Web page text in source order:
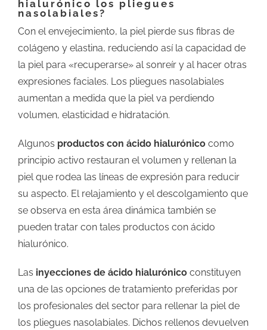
hialurónico los pliegues
nasolabiales?
Con el envejecimiento, la piel pierde sus fibras de
colágeno y elastina, reduciendo así la capacidad de
la piel para «recuperarse» al sonreír y al hacer otras
expresiones faciales. Los pliegues nasolabiales
aumentan a medida que la piel va perdiendo
volumen, elasticidad e hidratación.
Algunos productos con ácido hialurónico como
principio activo restauran el volumen y rellenan la
piel que rodea las líneas de expresión para reducir
su aspecto. El relajamiento y el descolgamiento que
se observa en esta área dinámica también se
pueden tratar con tales productos con ácido
hialurónico.
Las inyecciones de ácido hialurónico constituyen
una de las opciones de tratamiento preferidas por
los profesionales del sector para rellenar la piel de
los pliegues nasolabiales. Dichos rellenos devuelven